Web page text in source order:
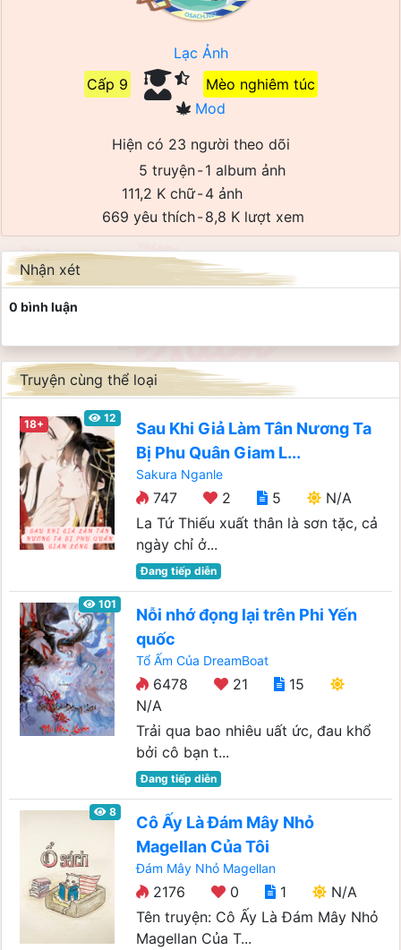
Lạc Ảnh
Cấp 9
Mèo nghiêm túc
Mod
Hiện có 23 người theo dõi
5 truyện-1 album ảnh
111,2 K chữ-4 ảnh
669 yêu thích-8,8 K lượt xem
Nhận xét
0 bình luận
Truyện cùng thể loại
18+ 12
Sau Khi Giả Làm Tân Nương Ta
Bị Phu Quân Giam L...
Sakura Nganle
747 2 5
N/A
La Tứ Thiếu xuất thân là sơn tặc, cả
ngày chỉ ở...
Đang tiếp diễn
101
Nỗi nhớ đọng lại trên Phi Yến
quốc
Tổ Ấm Của DreamBoat
6478 21
15
N/A
Trải qua bao nhiêu uất ức, đau khổ
bởi cô bạn t...
Đang tiếp diễn
8
Cô Ấy Là Đám Mây Nhỏ
Magellan Của Tôi
Đám Mây Nhỏ Magellan
2176 0 1
N/A
Tên truyện: Cô Ấy Là Đám Mây Nhỏ
Magellan Của T...